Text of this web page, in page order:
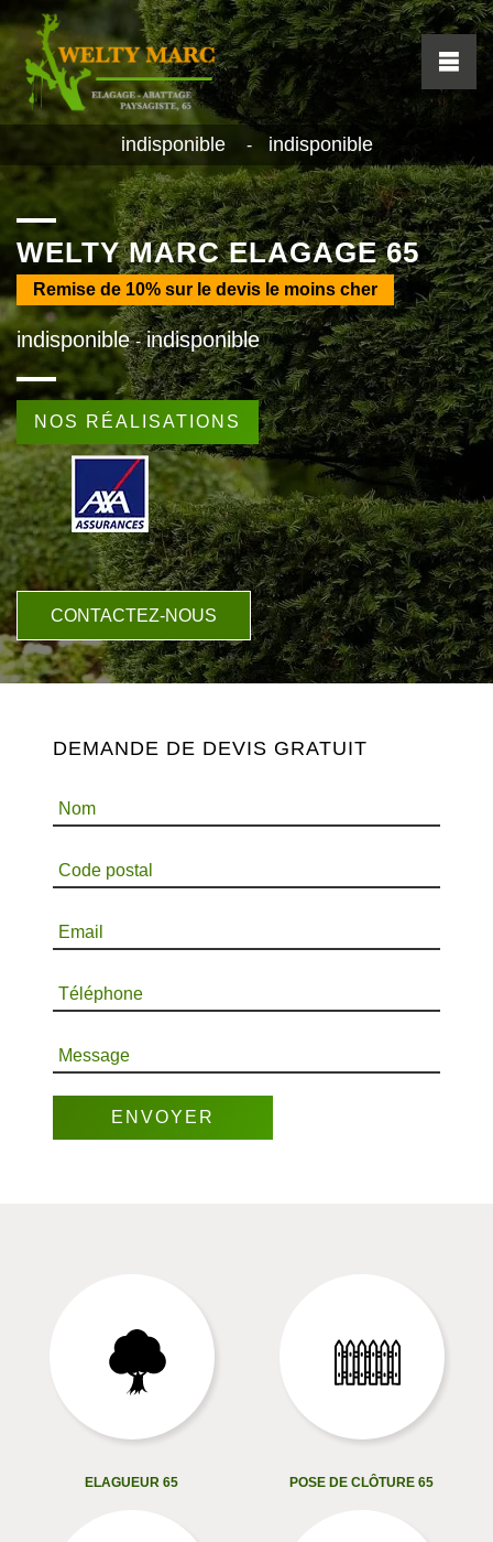
indisponible - indisponible
WELTY MARC ELAGAGE 65
Remise de 10% sur le devis le moins cher
indisponible - indisponible
NOS RÉALISATIONS
CONTACTEZ-NOUS
DEMANDE DE DEVIS GRATUIT
Nom
Code postal
Email
Téléphone
Message
ELAGUEUR 65 POSE DE CLÔTURE 65